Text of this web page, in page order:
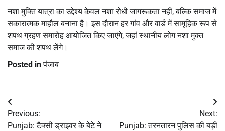
नशा मुक्ति यात्रा का उद्देश्य केवल नशा रोधी जागरूकता नहीं, बल्कि समाज में
सकारात्मक माहौल बनाना है। इस दौरान हर गांव और वार्ड में सामूहिक रूप से
शपथ ग्रहण समारोह आयोजित किए जाएंगे, जहां स्थानीय लोग नशा मुक्त
समाज की शपथ लेंगे।
Posted inपंजाब
Post
navigation
Previous:
Punjab: टैक्सी ड्राइवर के बेटे ने
Next:
Punjab: तरनतारन पुलिस की बड़ी